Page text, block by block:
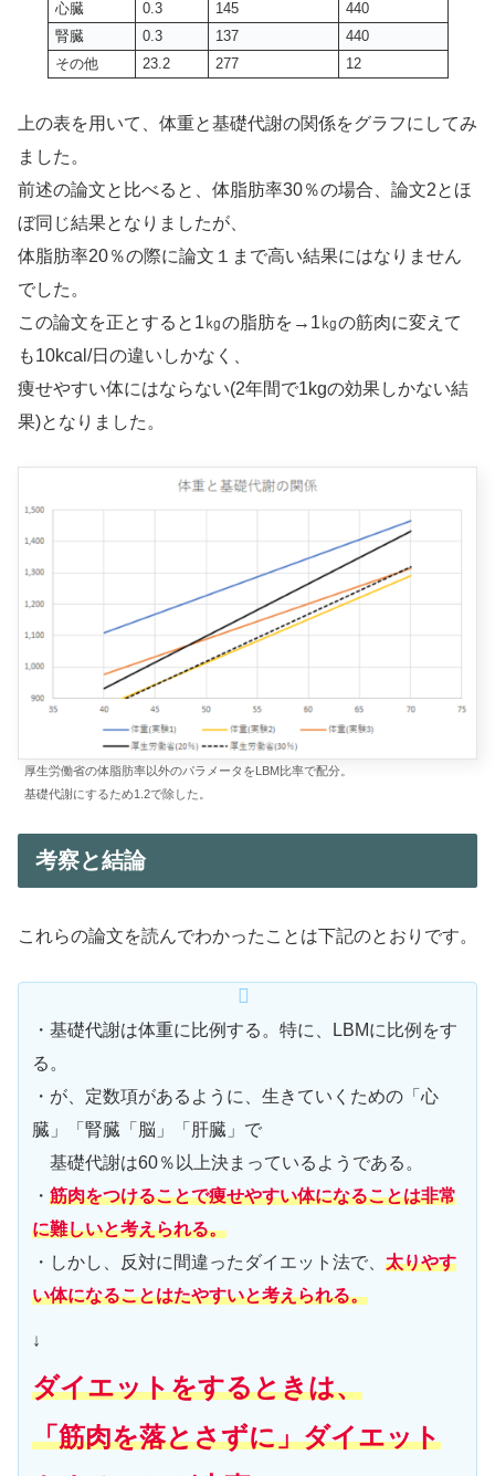
心臓 0.3 145
440
腎臓
0.3 137
440
その他
23.2 277 12
上の表を用いて、体重と基礎代謝の関係をグラフにしてみ
ました。
前述の論文と比べると、体脂肪率30％の場合、論文2とほ
ぼ同じ結果となりましたが、
体脂肪率20％の際に論文１まで高い結果にはなりません
でした。
この論文を正とすると1㎏の脂肪を→1㎏の筋肉に変えて
も10kcal/日の違いしかなく、
痩せやすい体にはならない(2年間で1kgの効果しかない結
果)となりました。
厚生労働省の体脂肪率以外のパラメータをLBM比率で配分。
基礎代謝にするため1.2で除した。
考察と結論
これらの論文を読んでわかったことは下記のとおりです。
・基礎代謝は体重に比例する。特に、LBMに比例をす
る。
・が、定数項があるように、生きていくための「心
臓」「腎臓「脳」「肝臓」で
基礎代謝は60％以上決まっているようである。
・ 筋肉をつけることで痩せやすい体になることは非常
に難しいと考えられる。
・しかし、反対に間違ったダイエット法で、 太りやす
い体になることはたやすいと考えられる。
↓
ダイエットをするときは、
「筋肉を落とさずに」ダイエット